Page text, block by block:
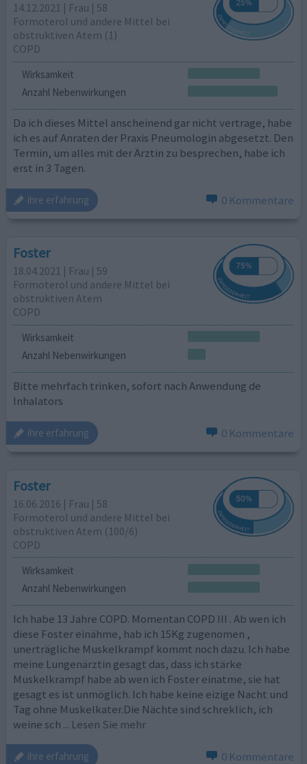
14.12.2021 | Frau | 58
Formoterol und andere Mittel bei
obstruktiven Atem (1)
COPD
Wirksamkeit
Anzahl Nebenwirkungen
Da ich dieses Mittel anscheinend gar nicht vertrage, habe
ich es auf Anraten der Praxis Pneumologin abgesetzt. Den
Termin, um alles mit der Ärztin zu besprechen, habe ich
erst in 3 Tagen.
ihre erfahrung 0 Kommentare
Foster
18.04.2021 | Frau | 59
Formoterol und andere Mittel bei
obstruktiven Atem
COPD
Wirksamkeit
Anzahl Nebenwirkungen
Bitte mehrfach trinken, sofort nach Anwendung de
Inhalators
ihre erfahrung 0 Kommentare
Foster
16.06.2016 | Frau | 58
Formoterol und andere Mittel bei
obstruktiven Atem (100/6)
COPD
Wirksamkeit
Anzahl Nebenwirkungen
Ich habe 13 Jahre COPD. Momentan COPD III . Ab wen ich
diese Foster einähme, hab ich 15Kg zugenomen ,
unerträgliche Muskelkrampf kommt noch dazu. Ich habe
meine Lungenärztin gesagt das, dass ich stärke
Muskelkrampf habe ab wen ich Foster einatme, sie hat
gesagt es ist unmöglich. Ich habe keine eizige Nacht und
Tag ohne Muskelkater.Die Nächte sind schreklich, ich
weine sch ... Lesen Sie mehr
ihre erfahrung 0 Kommentare